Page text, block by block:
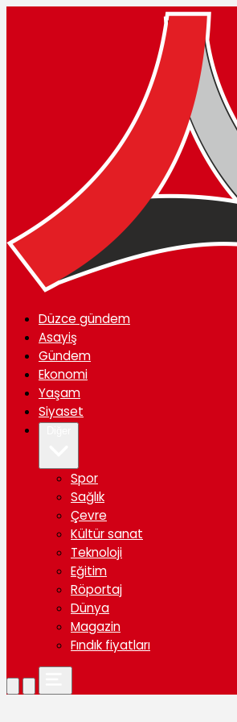
Düzce gündem
Asayiş
Gündem
Ekonomi
Yaşam
Siyaset
Spor
Sağlık
Çevre
Kültür sanat
Teknoloji
Eğitim
Röportaj
Dünya
Magazin
Fındık fiyatları